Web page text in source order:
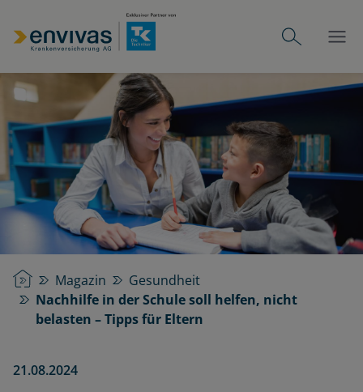
StartseiteMagazin
Gesundheit
Nachhilfe in der Schule soll helfen, nicht
belasten – Tipps für Eltern
21.08.2024